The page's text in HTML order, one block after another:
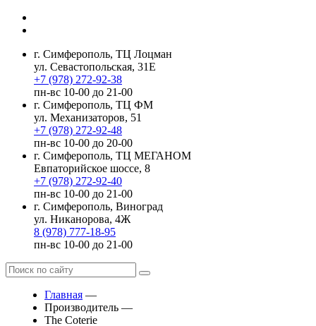
г. Симферополь, ТЦ Лоцман
ул. Севастопольская, 31Е
+7 (978) 272-92-38
пн-вс 10-00 до 21-00
г. Симферополь, ТЦ ФМ
ул. Механизаторов, 51
+7 (978) 272-92-48
пн-вс 10-00 до 20-00
г. Симферополь, ТЦ МЕГАНОМ
Евпаторийское шоссе, 8
+7 (978) 272-92-40
пн-вс 10-00 до 21-00
г. Симферополь, Виноград
ул. Никанорова, 4Ж
8 (978) 777-18-95
пн-вс 10-00 до 21-00
Главная —
Производитель —
The Coterie